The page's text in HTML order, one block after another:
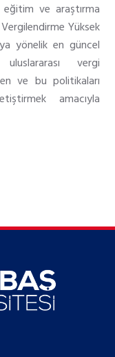
eğitim ve araştırma
Yüksek
yönelik en güncel
vergi
ve bu politikaları
amacıyla